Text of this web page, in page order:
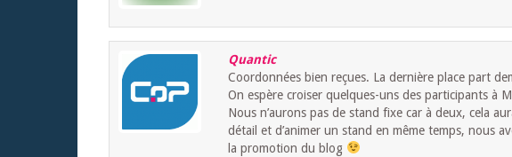
Quantic
Coordonnées bien reçues. La dernière place part
On espère croiser quelques-uns des participants à
Nous n’aurons pas de stand fixe car à deux, cela
détail et d’animer un stand en même temps, nous
la promotion du blog